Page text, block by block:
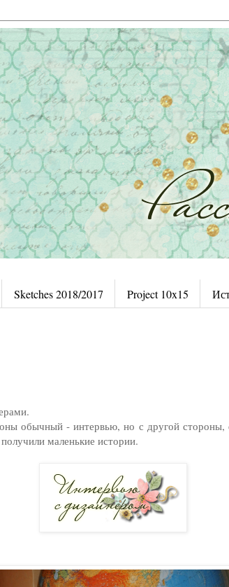
Sketches 2018/2017 Project 10x15
обычный - интервью, но с другой
маленькие истории.